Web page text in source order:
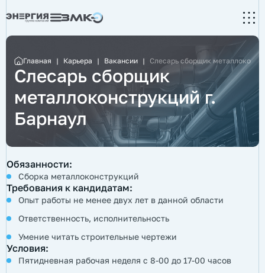
Главная | Карьера | Вакансии | Слесарь сборщик
Слесарь сборщик
металлоконструкций г.
Барнаул
Обязанности:
Сборка металлоконструкций
Требования к кандидатам:
Опыт работы не менее двух лет в данной области
Ответственность, исполнительность
Умение читать строительные чертежи
Условия:
Пятидневная рабочая неделя с 8-00 до 17-00 часов